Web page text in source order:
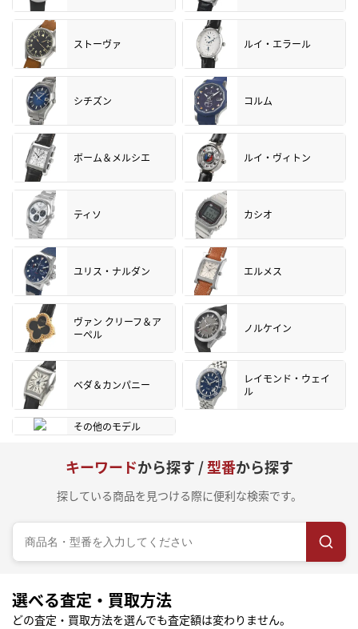
ストーヴァ ルイ・エラール
シチズン コルム
ボーム＆メルシエ ルイ・ヴィトン
ティソ カシオ
ユリス・ナルダン エルメス
ヴァン クリーフ＆ア
ーペル
ノルケイン
ベダ＆カンパニー
レイモンド・ウェイ
ル
その他のモデル
キーワードから探す /型番から探す
探している商品を見つける際に便利な検索です。
選べる査定・買取方法
どの査定・買取方法を選んでも査定額は変わりません。